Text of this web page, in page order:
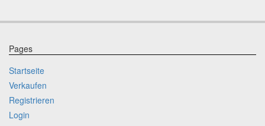
Pages
Startseite
Verkaufen
Registrieren
Login